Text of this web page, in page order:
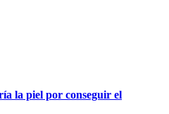
la piel por conseguir el